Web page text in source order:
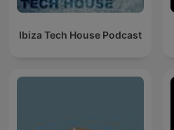
Ibiza Tech House Podcast